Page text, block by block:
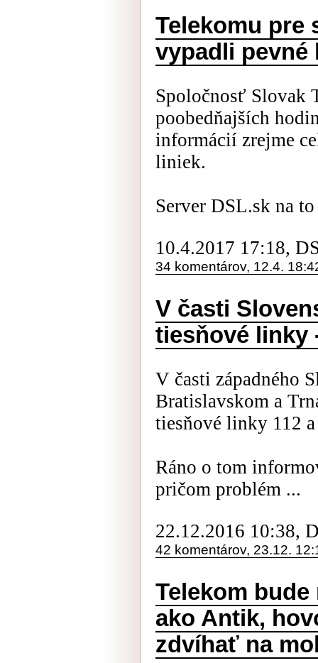
Telekomu pre
vypadli pevné
Spoločnosť Slovak
poobedňajších
informácií zrejme
liniek.
Server DSL.sk na
10.4.2017 17:18,
34 komentárov, 12.4.
V časti
tiesňové linky
V časti západného
Bratislavskom a
tiesňové linky 112
Ráno o tom
pričom problém ...
22.12.2016 10:38,
42 komentárov, 23.12.
Telekom
ako Antik,
zdvíhať na